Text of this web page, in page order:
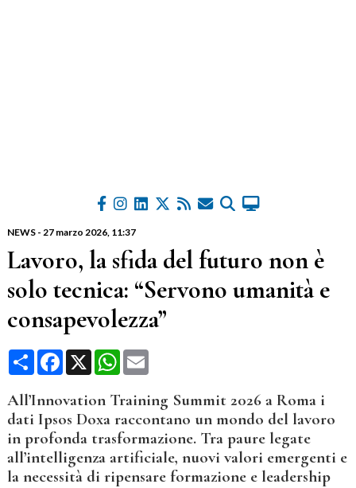
NEWS- 27 marzo 2026, 11:37
Lavoro, la sfida del futuro non è
solo tecnica: “Servono umanità e
consapevolezza”
CondividiFacebook
X WhatsApp
Email
All’Innovation Training Summit 2026 a Roma i
dati Ipsos Doxa raccontano un mondo del lavoro
in profonda trasformazione. Tra paure legate
all’intelligenza artificiale, nuovi valori emergenti e
la necessità di ripensare formazione e leadership